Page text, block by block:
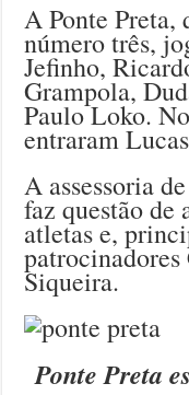
A Ponte Preta,
número três,
Jefinho,
Grampola,
Paulo Loko.
entraram
A assessoria
faz questão de
atletas e,
Siqueira.
Ponte Preta